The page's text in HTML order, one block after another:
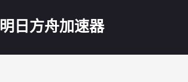
明日方舟加速器